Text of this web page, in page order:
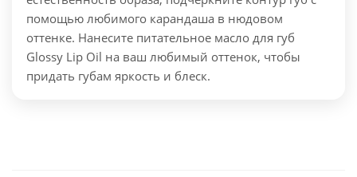
помощью любимого карандаша в нюдовом
оттенке. Нанесите питательное масло для губ
Glossy Lip Oil на ваш любимый оттенок, чтобы
придать губам яркость и блеск.